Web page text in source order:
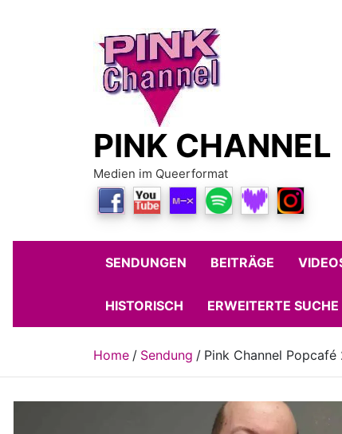
PINK CHANNEL
Medien im Queerformat
SENDUNGEN BEITRÄGE
HISTORISCH ERWEITERTE SUCHE
Home Sendung Pink Channel Popcafé